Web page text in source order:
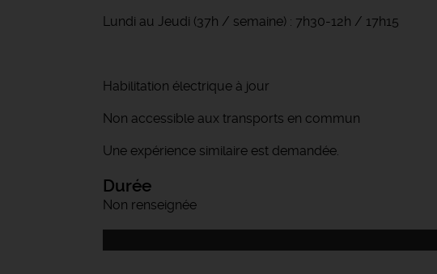
Lundi au Jeudi (37h / semaine) : 7h30-12h / 17h15
Habilitation électrique à jour
Non accessible aux transports en commun
Une expérience similaire est demandée.
Durée
Non renseignée